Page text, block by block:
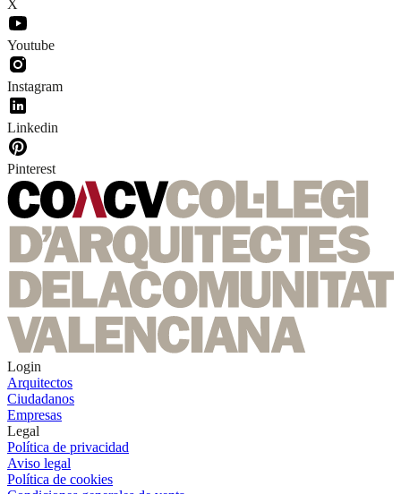
X
Youtube
Instagram
Linkedin
Pinterest
Login
Arquitectos
Ciudadanos
Empresas
Legal
Política de privacidad
Aviso legal
Política de cookies